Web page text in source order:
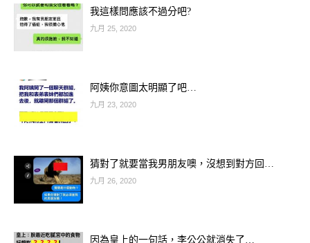
我這樣問應該不過分吧?
九月 25, 2020
阿姨你意圖太明顯了吧…
九月 23, 2020
猜對了就要當我男朋友噢，沒想到對方回…
九月 26, 2020
因為皇上的一句話，李公公就消失了…